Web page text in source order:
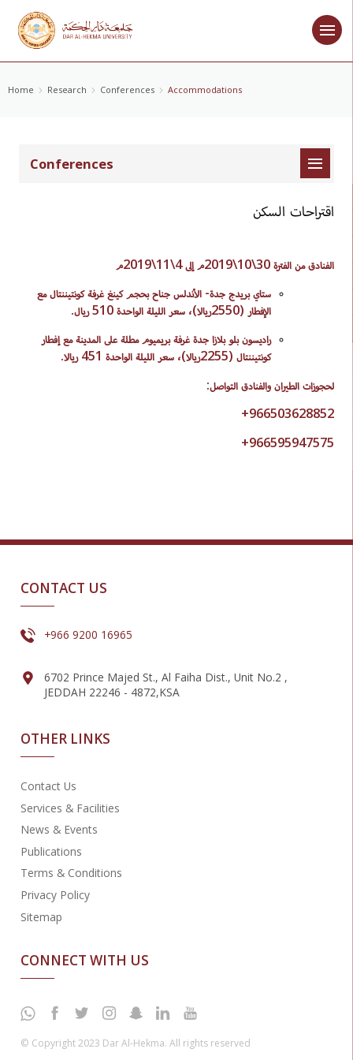
Home Research Conferences Accommodations
Conferences
اقتراحات السكن
الفنادق من الفترة 30\10\2019م إلى 4\11\2019م
ستاي بريدج جدة- الأندلس جناح بحجم كينغ غرفة كونتيننتال مع
الإفطار (2550ريالا)، سعر الليلة الواحدة 510 ريال.
راديسون بلو بلازا جدة غرفة بريميوم مطلة على المدينة مع إفطار
كونتيننتال (2255ريالا)، سعر الليلة الواحدة 451 ريالا.
لحجوزات الطيران والفنادق التواصل:
966503628852+
966595947575+
CONTACT US
+966 9200 16965
6702 Prince Majed St., Al Faiha Dist., Unit No.2 ,
JEDDAH 22246 - 4872,KSA
OTHER LINKS
Contact Us
Services & Facilities
News & Events
Publications
Terms & Conditions
Privacy Policy
Sitemap
CONNECT WITH US
© Copyright 2023 Dar Al-Hekma. All rights reserved